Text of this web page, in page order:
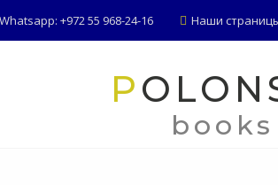
+972 55 968-24-16 Наши
books